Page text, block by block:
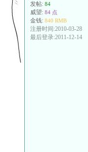
发帖: 84
威望: 84 点
金钱: 840 RMB
注册时间:2010-03-28
最后登录:2011-12-14